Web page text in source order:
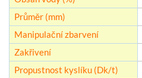
Průměr (mm)
Manipulační zbarvení
Zakřivení
Propustnost kyslíku (Dk/t)